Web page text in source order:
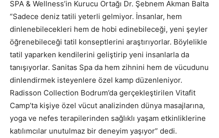
SPA & Wellness’in Kurucu Ortağı Dr. Şebnem Akman Balta
“Sadece deniz tatili yeterli gelmiyor. İnsanlar, hem
dinlenebilecekleri hem de hobi edinebileceği, yeni şeyler
öğrenebileceği tatil konseptlerini araştırıyorlar. Böylelikle
tatil yaparken kendilerini geliştirip yeni insanlarla da
tanışıyorlar. Sanitas Spa da hem zihnini hem de vücudunu
dinlendirmek isteyenlere özel kamp düzenleniyor.
Radisson Collection Bodrum’da gerçekleştirilen Vitafit
Camp’ta kişiye özel vücut analizinden dünya masajlarına,
yoga ve nefes terapilerinden sağlıklı yaşam etkinliklerine
katılımcılar unutulmaz bir deneyim yaşıyor” dedi.